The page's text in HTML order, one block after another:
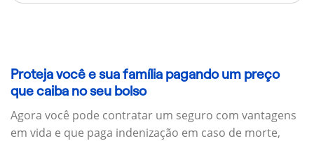
Proteja você e sua família pagando um preço
que caiba no seu bolso
Agora você pode contratar um seguro com vantagens
em vida e que paga indenização em caso de morte,